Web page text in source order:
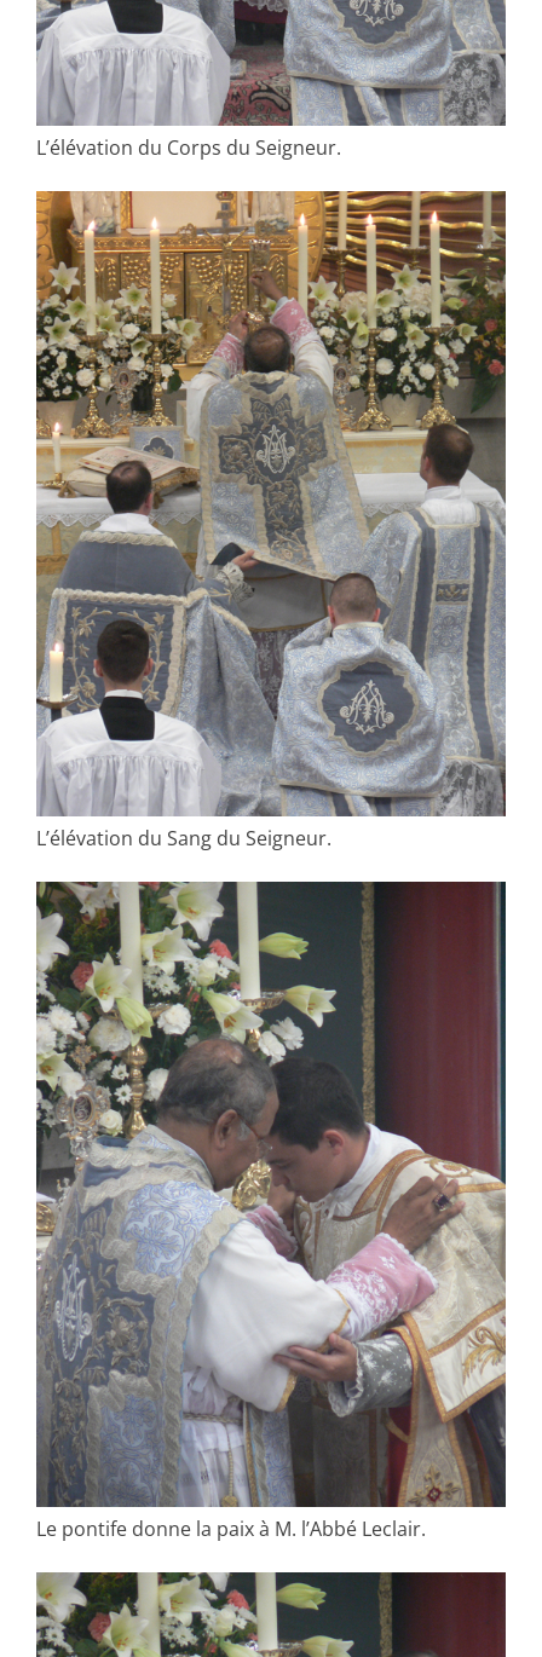
L’élévation du Corps du Seigneur.
L’élévation du Sang du Seigneur.
Le pontife donne la paix à M. l’Abbé Leclair.